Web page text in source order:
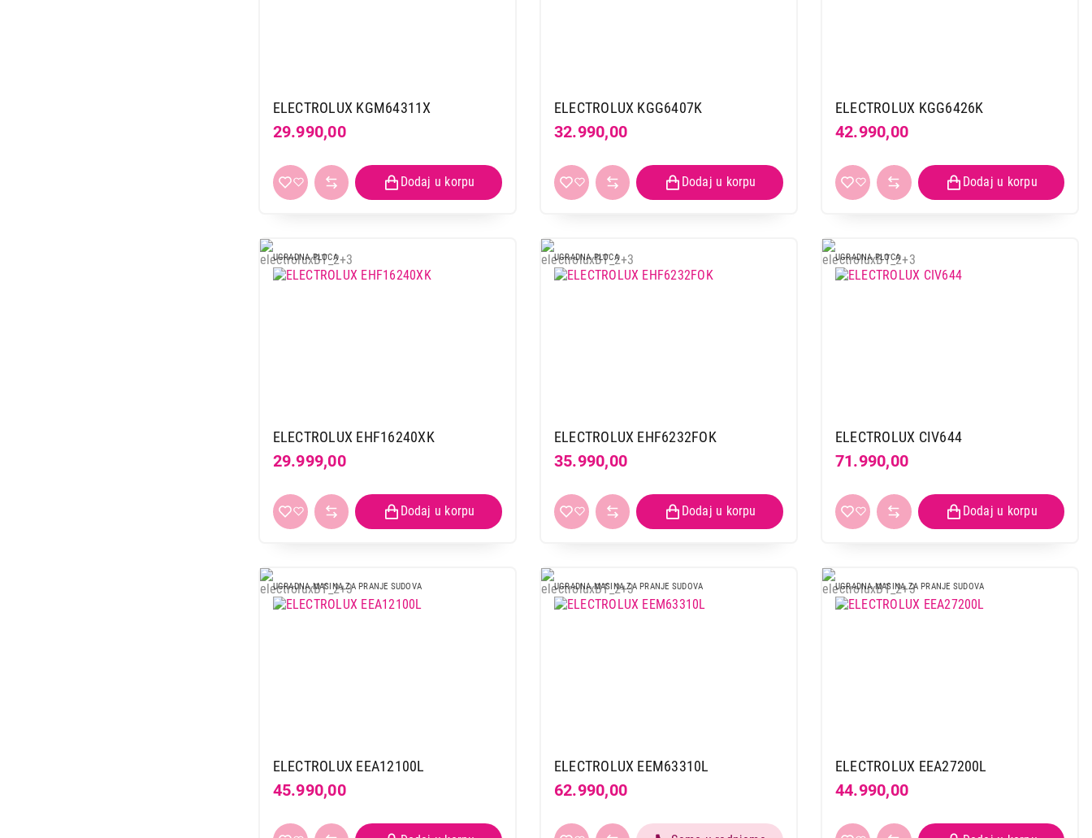
ELECTROLUX KGM64311X
29.990,00
ELECTROLUX KGG6407K
32.990,00
ELECTROLUX KGG6426K
42.990,00
UGRADNA PLOCA
ELECTROLUX EHF16240XK
29.999,00
UGRADNA PLOCA
ELECTROLUX EHF6232FOK
35.990,00
UGRADNA PLOCA
ELECTROLUX CIV644
71.990,00
UGRADNA MASINA ZA PRANJE SUDOVA
ELECTROLUX EEA12100L
45.990,00
UGRADNA MASINA ZA PRANJE SUDOVA
ELECTROLUX EEM63310L
62.990,00
UGRADNA MASINA ZA PRANJE SUDOVA
ELECTROLUX EEA27200L
44.990,00